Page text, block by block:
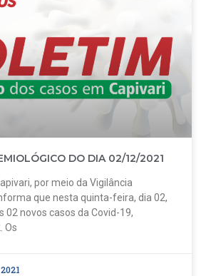
DO DIA 02/12/2021
por meio da Vigilância
que nesta quinta-feira, dia 02,
novos casos da Covid-19,
Os